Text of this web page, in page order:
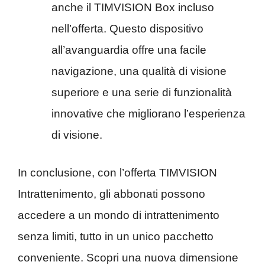
anche il TIMVISION Box incluso
nell’offerta. Questo dispositivo
all’avanguardia offre una facile
navigazione, una qualità di visione
superiore e una serie di funzionalità
innovative che migliorano l’esperienza
di visione.
In conclusione, con l’offerta TIMVISION
Intrattenimento, gli abbonati possono
accedere a un mondo di intrattenimento
senza limiti, tutto in un unico pacchetto
conveniente. Scopri una nuova dimensione